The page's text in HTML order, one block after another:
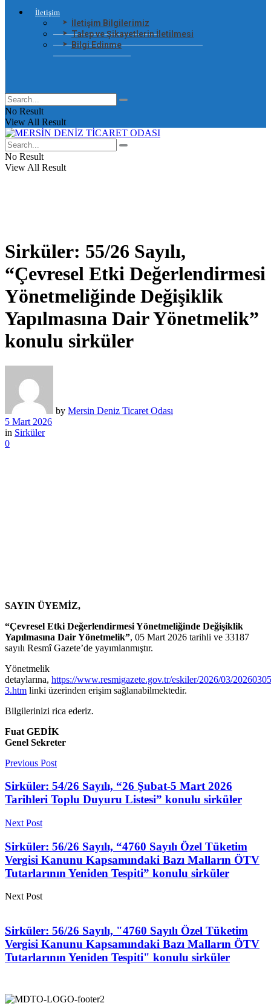
İletişim
İletişim Bilgilerimiz
Talep ve Şikayetlerin İletilmesi
Bilgi Edinme
No Result
View All Result
No Result
View All Result
Sirküler: 55/26 Sayılı,
“Çevresel Etki Değerlendirmesi
Yönetmeliğinde Değişiklik
Yapılmasına Dair Yönetmelik”
konulu sirküler
by Mersin Deniz Ticaret Odası
5 Mart 2026
in Sirküler
0
SAYIN ÜYEMİZ,
“Çevresel Etki Değerlendirmesi Yönetmeliğinde Değişiklik
Yapılmasına Dair Yönetmelik”, 05 Mart 2026 tarihli ve 33187
sayılı Resmî Gazete’de yayımlanmıştır.
Yönetmelik
detaylarına, https://www.resmigazete.gov.tr/eskiler/2026/03/
3.htm linki üzerinden erişim sağlanabilmektedir.
Bilgilerinizi rica ederiz.
Fuat GEDİK
Genel Sekreter
Previous Post
Sirküler: 54/26 Sayılı, “26 Şubat-5 Mart 2026
Tarihleri Toplu Duyuru Listesi” konulu sirküler
Next Post
Sirküler: 56/26 Sayılı, “4760 Sayılı Özel Tüketim
Vergisi Kanunu Kapsamındaki Bazı Malların ÖTV
Tutarlarının Yeniden Tespiti” konulu sirküler
Next Post
Sirküler: 56/26 Sayılı, "4760 Sayılı Özel Tüketim
Vergisi Kanunu Kapsamındaki Bazı Malların ÖTV
Tutarlarının Yeniden Tespiti" konulu sirküler